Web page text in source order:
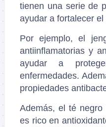
tienen una serie de
ayudar a fortalecer
Por ejemplo, el
antiinflamatorias y
ayudar a
enfermedades.
propiedades
Además, el té
es rico en